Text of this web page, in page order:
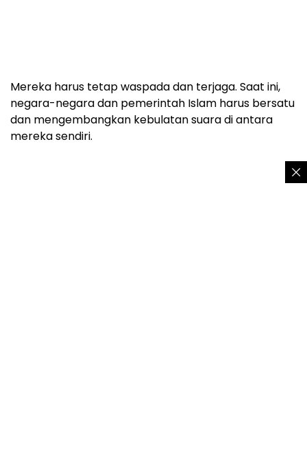
Mereka harus tetap waspada dan terjaga. Saat ini,
negara-negara dan pemerintah Islam harus bersatu
dan mengembangkan kebulatan suara di antara
mereka sendiri.